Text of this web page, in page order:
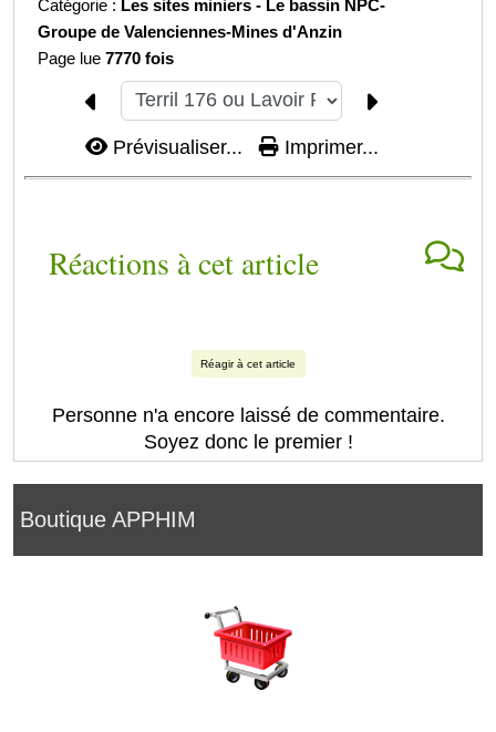
Boutique APPHIM
Catégorie : Les sites miniers - Le bassin NPC-
Groupe de Valenciennes-Mines d'Anzin
Page lue7770 fois
Prévisualiser... Imprimer...
Réactions à cet article
Réagir à cet article
Personne n'a encore laissé de commentaire.
Soyez donc le premier !